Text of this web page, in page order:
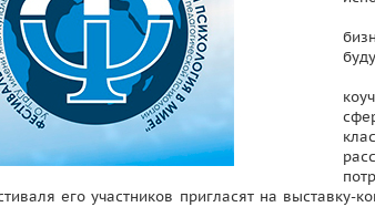
его участников пригласят на выставку-